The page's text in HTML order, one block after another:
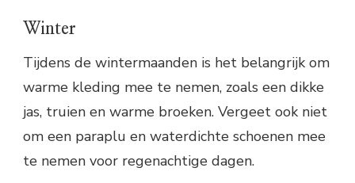
Winter
Tijdens de wintermaanden is het belangrijk om
warme kleding mee te nemen, zoals een dikke
jas, truien en warme broeken. Vergeet ook niet
om een paraplu en waterdichte schoenen mee
te nemen voor regenachtige dagen.